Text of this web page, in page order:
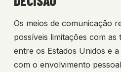
Os meios de comunicação
possíveis limitações com as
entre os Estados Unidos e
com o envolvimento